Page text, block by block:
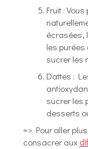
Fruit :
écrasées,
les purées
sucrer les
Dattes :
sucrer les
desserts
=> Pour aller
consacrer aux